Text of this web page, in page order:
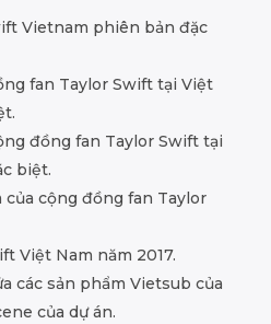
Vietnam phiên bản đặc
fan Taylor Swift tại Việt
đồng fan Taylor Swift tại
biệt.
cộng đồng fan Taylor
Việt Nam năm 2017.
các sản phẩm Vietsub của
của dự án.